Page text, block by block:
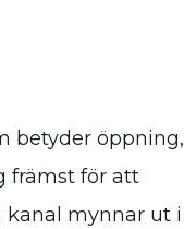
betyder öppning,
främst för att
kanal mynnar ut i